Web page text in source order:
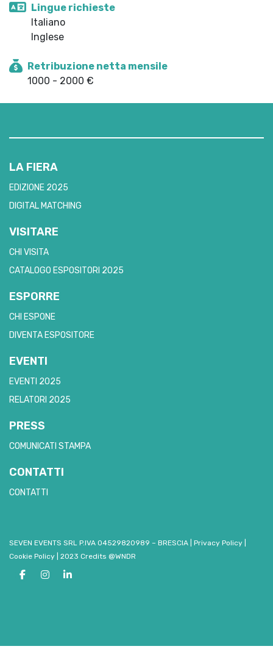
Lingue richieste
Italiano
Inglese
Retribuzione netta mensile
1000 - 2000 €
LA FIERA
EDIZIONE 2025
DIGITAL MATCHING
VISITARE
CHI VISITA
CATALOGO ESPOSITORI 2025
ESPORRE
CHI ESPONE
DIVENTA ESPOSITORE
EVENTI
EVENTI 2025
RELATORI 2025
PRESS
COMUNICATI STAMPA
CONTATTI
CONTATTI
SEVEN EVENTS SRL P.IVA 04529820989 – BRESCIA Privacy Policy
Cookie Policy
2023 Credits @WNDR